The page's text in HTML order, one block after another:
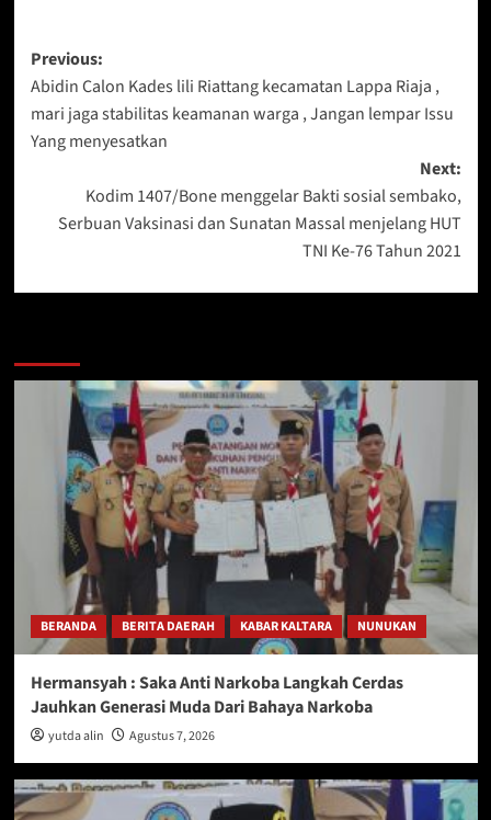
Post
navigation
Previous:
Abidin Calon Kades lili Riattang kecamatan Lappa Riaja ,
mari jaga stabilitas keamanan warga , Jangan lempar Issu
Yang menyesatkan
Next:
Kodim 1407/Bone menggelar Bakti sosial sembako,
Serbuan Vaksinasi dan Sunatan Massal menjelang HUT
TNI Ke-76 Tahun 2021
BERANDA BERITA DAERAH KABAR KALTARA NUNUKAN
Hermansyah : Saka Anti Narkoba Langkah Cerdas
Jauhkan Generasi Muda Dari Bahaya Narkoba
yutda alin Agustus 7, 2026